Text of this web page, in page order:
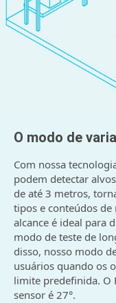
O modo de
Com nossa
podem detectar
de até 3 metros,
tipos e conteúdos
alcance é ideal para
modo de teste de
disso, nosso modo
usuários quando os
limite predefinida. O
sensor é 27°.